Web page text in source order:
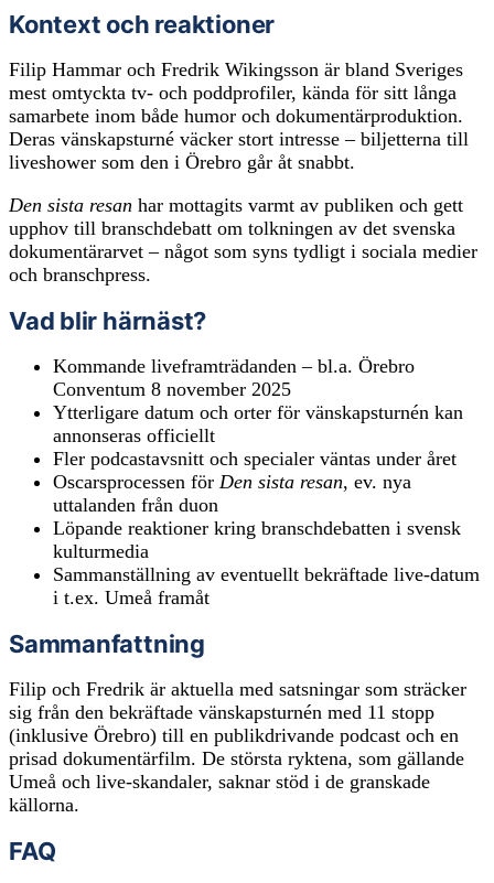
Kontext och reaktioner
Filip Hammar och Fredrik Wikingsson är bland Sveriges
mest omtyckta tv- och poddprofiler, kända för sitt långa
samarbete inom både humor och dokumentärproduktion.
Deras vänskapsturné väcker stort intresse – biljetterna till
liveshower som den i Örebro går åt snabbt.
Den sista resan har mottagits varmt av publiken och gett
upphov till branschdebatt om tolkningen av det svenska
dokumentärarvet – något som syns tydligt i sociala medier
och branschpress.
Vad blir härnäst?
Kommande liveframträdanden – bl.a. Örebro
Conventum 8 november 2025
Ytterligare datum och orter för vänskapsturnén kan
annonseras officiellt
Fler podcastavsnitt och specialer väntas under året
Oscarsprocessen för Den sista resan, ev. nya
uttalanden från duon
Löpande reaktioner kring branschdebatten i svensk
kulturmedia
Sammanställning av eventuellt bekräftade live-datum
i t.ex. Umeå framåt
Sammanfattning
Filip och Fredrik är aktuella med satsningar som sträcker
sig från den bekräftade vänskapsturnén med 11 stopp
(inklusive Örebro) till en publikdrivande podcast och en
prisad dokumentärfilm. De största ryktena, som gällande
Umeå och live-skandaler, saknar stöd i de granskade
källorna.
FAQ